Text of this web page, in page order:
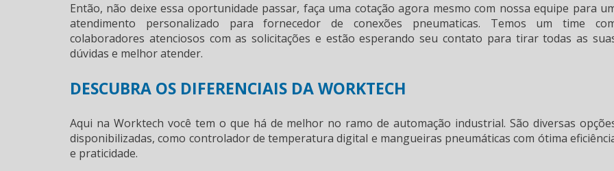
Então, não deixe essa oportunidade passar, faça uma cotação agora mesmo com nossa equipe para
atendimento personalizado parafornecedor de conexões pneumaticas. Temos um time
colaboradores atenciosos com as solicitações e estão esperando seu contato para tirar todas as
dúvidas e melhor atender.
DESCUBRA OS DIFERENCIAIS DA WORKTECH
Aqui na Worktech você tem o que há de melhor no ramo de automação industrial. São diversas
disponibilizadas, como controlador de temperatura digital e mangueiras pneumáticas com ótima
e praticidade.